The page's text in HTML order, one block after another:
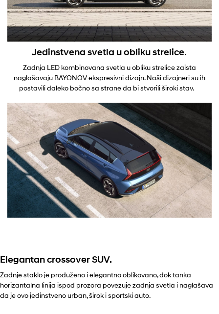
Jedinstvena svetla u obliku strelice.
Zadnja LED kombinovana svetla u obliku strelice zaista
naglašavaju BAYONOV ekspresivni dizajn. Naši dizajneri su ih
postavili daleko bočno sa strane da bi stvorili široki stav.
Elegantan crossover SUV.
Zadnje staklo je produženo i elegantno oblikovano, dok tanka
horizantalna linija ispod prozora povezuje zadnja svetla i naglašava
da je ovo jedinstveno urban, širok i sportski auto.